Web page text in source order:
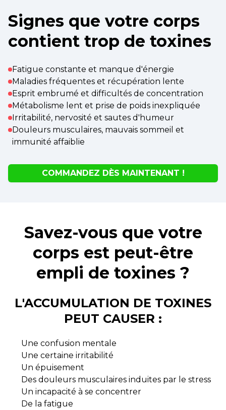
Signes que votre corps
contient trop de toxines
Fatigue constante et manque d'énergie
Maladies fréquentes et récupération lente
Esprit embrumé et difficultés de concentration
Métabolisme lent et prise de poids inexpliquée
Irritabilité, nervosité et sautes d'humeur
Douleurs musculaires, mauvais sommeil et
immunité affaiblie
COMMANDEZ DÈS MAINTENANT !
Savez-vous que votre
corps est peut-être
empli de toxines ?
L'ACCUMULATION DE TOXINES
PEUT CAUSER :
Une confusion mentale
Une certaine irritabilité
Un épuisement
Des douleurs musculaires induites par le stress
Un incapacité à se concentrer
De la fatigue